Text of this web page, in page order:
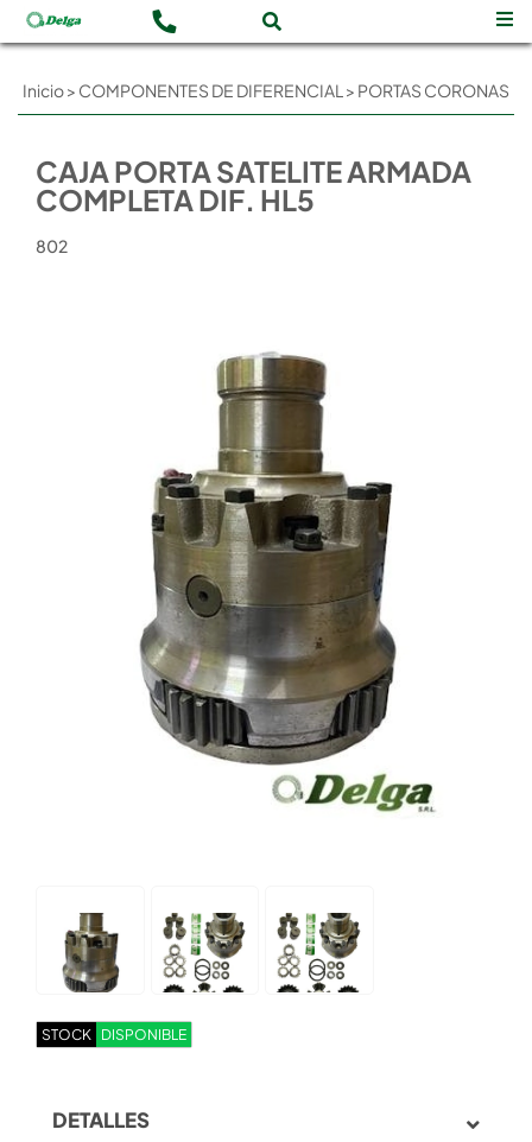
Inicio> COMPONENTES DE DIFERENCIAL > PORTAS CORONAS
CAJA PORTA SATELITE ARMADA
COMPLETA DIF. HL5
802
STOCK DISPONIBLE
DETALLES